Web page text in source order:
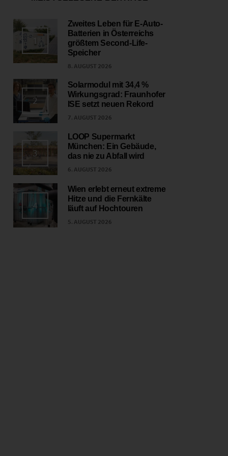
Zweites Leben für E-Auto-
Batterien in Österreichs
größtem Second-Life-
Speicher
8. AUGUST 2026
2
Solarmodul mit 34,4 %
Wirkungsgrad: Fraunhofer
ISE setzt neuen Rekord
7. AUGUST 2026
3
LOOP Supermarkt
München: Ein Gebäude,
das nie zu Abfall wird
6. AUGUST 2026
4
Wien erlebt erneut extreme
Hitze und die Fernkälte
läuft auf Hochtouren
5. AUGUST 2026